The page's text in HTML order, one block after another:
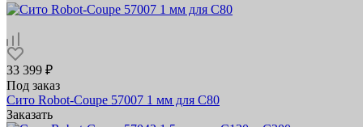
33 399 ₽
Под заказ
Сито Robot-Coupe 57007 1 мм для C80
Заказать